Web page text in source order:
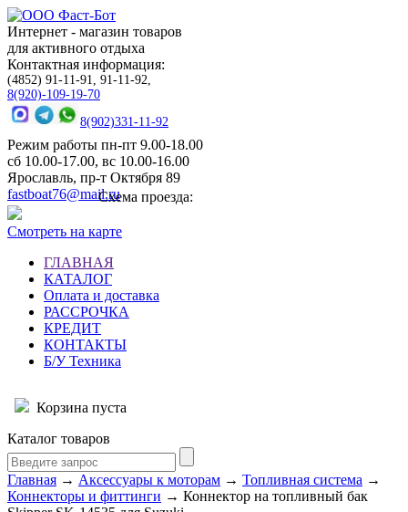
Интернет - магазин товаров
для активного отдыха
Контактная информация:
(4852) 91-11-91, 91-11-92,
8(920)-109-19-70
8(902)331-11-92
Режим работы пн-пт 9.00-18.00
сб 10.00-17.00, вс 10.00-16.00
Ярославль, пр-т Октября 89
fastboat76@mail.ruСхема проезда:
Смотреть на карте
ГЛАВНАЯ
КАТАЛОГ
Оплата и доставка
РАССРОЧКА
КРЕДИТ
КОНТАКТЫ
Б/У Техника
Корзина пуста
Каталог товаров
Главная → Аксессуары к моторам → Топливная система →
Коннекторы и фиттинги → Коннектор на топливный бак